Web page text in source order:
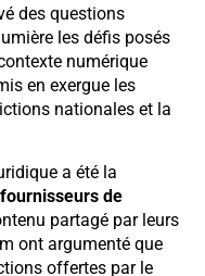
des questions
les défis posés
numérique
en exergue les
nationales et la
a été la
de
partagé par leurs
ont argumenté que
offertes par le